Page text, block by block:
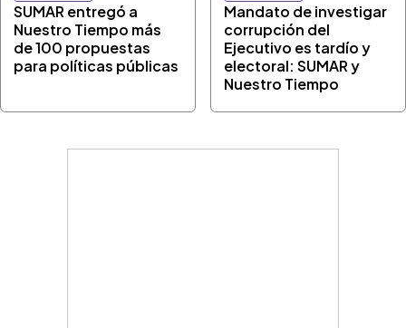
SUMAR entregó a
Nuestro Tiempo más
de 100 propuestas
para políticas públicas
Mandato de investigar
corrupción del
Ejecutivo es tardío y
electoral: SUMAR y
Nuestro Tiempo